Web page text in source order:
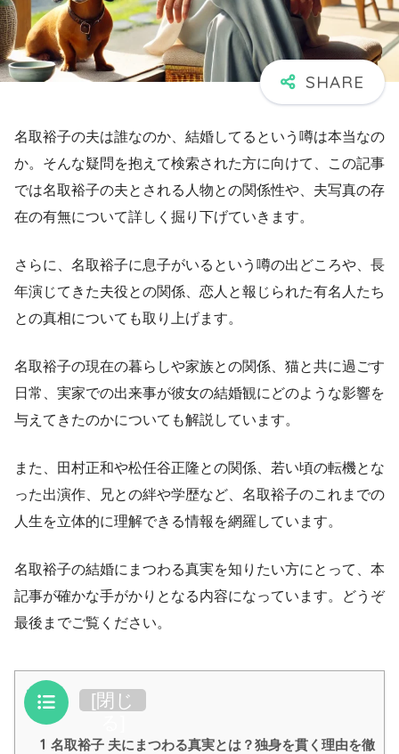
名取裕子の夫は誰なのか、結婚してるという噂は本当なの
か。そんな疑問を抱えて検索された方に向けて、この記事
では名取裕子の夫とされる人物との関係性や、夫写真の存
在の有無について詳しく掘り下げていきます。
さらに、名取裕子に息子がいるという噂の出どころや、長
年演じてきた夫役との関係、恋人と報じられた有名人たち
との真相についても取り上げます。
名取裕子の現在の暮らしや家族との関係、猫と共に過ごす
日常、実家での出来事が彼女の結婚観にどのような影響を
与えてきたのかについても解説しています。
また、田村正和や松任谷正隆との関係、若い頃の転機とな
った出演作、兄との絆や学歴など、名取裕子のこれまでの
人生を立体的に理解できる情報を網羅しています。
名取裕子の結婚にまつわる真実を知りたい方にとって、本
記事が確かな手がかりとなる内容になっています。どうぞ
最後までご覧ください。
目次 [閉じ
1 名取裕子 夫にまつわる真実とは？独身を貫く理由を徹